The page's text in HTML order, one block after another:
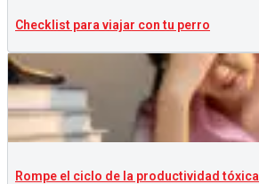
Checklist para viajar con tu perro
Rompe el ciclo de la productividad tóxica